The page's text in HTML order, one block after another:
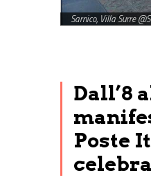
Sarnico, Villa Surre
Dall’8
Poste